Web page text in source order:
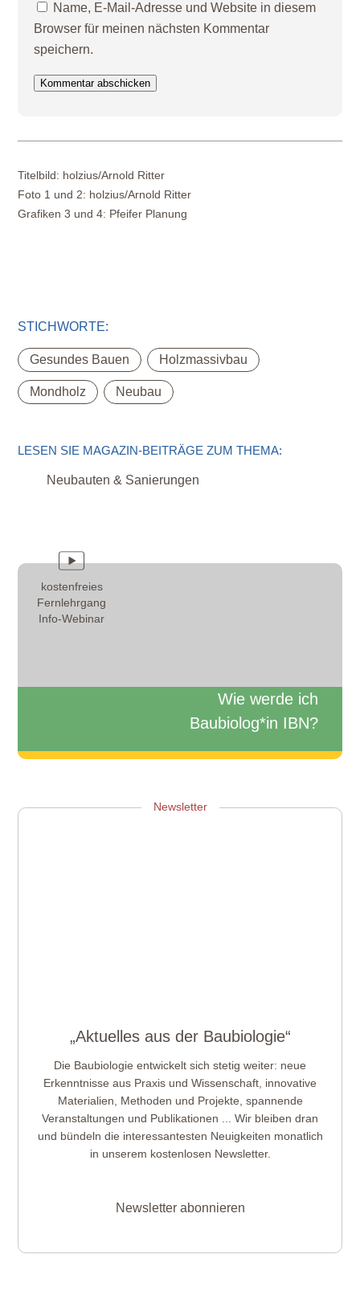
Name, E-Mail-Adresse und Website in diesem
Browser für meinen nächsten Kommentar
speichern.
Kommentar abschicken
Titelbild: holzius/Arnold Ritter
Foto 1 und 2: holzius/Arnold Ritter
Grafiken 3 und 4: Pfeifer Planung
STICHWORTE:
Gesundes Bauen , Holzmassivbau
Mondholz , Neubau
LESEN SIE MAGAZIN-BEITRÄGE ZUM THEMA:
Neubauten & Sanierungen
kostenfreies
Fernlehrgang
Info-Webinar
Wie werde ich
Baubiolog*in IBN?
Newsletter
„Aktuelles aus der Baubiologie“
Die Baubiologie entwickelt sich stetig weiter: neue
Erkenntnisse aus Praxis und Wissenschaft, innovative
Materialien, Methoden und Projekte, spannende
Veranstaltungen und Publikationen ... Wir bleiben dran
und bündeln die interessantesten Neuigkeiten monatlich
in unserem kostenlosen Newsletter.
Newsletter abonnieren